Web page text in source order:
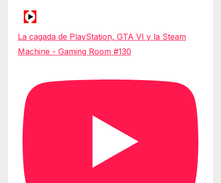
La cagada de PlayStation, GTA VI y la Steam
Machine - Gaming Room #130